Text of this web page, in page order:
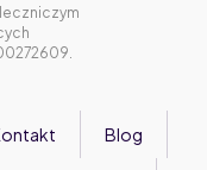
Blog